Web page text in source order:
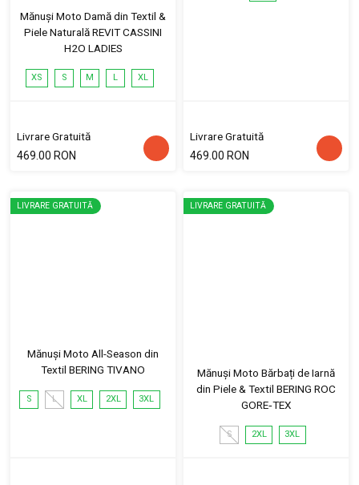
Mănuși Moto Damă din Textil &
Piele Naturală REVIT CASSINI
H2O LADIES
XS S M L XL
Livrare Gratuită
469.00 RON
Livrare Gratuită
469.00 RON
LIVRARE GRATUITĂ
Mănuși Moto All-Season din
Textil BERING TIVANO
S L XL 2XL 3XL
LIVRARE GRATUITĂ
Mănuși Moto Bărbați de Iarnă
din Piele & Textil BERING ROC
GORE‑TEX
S 2XL 3XL